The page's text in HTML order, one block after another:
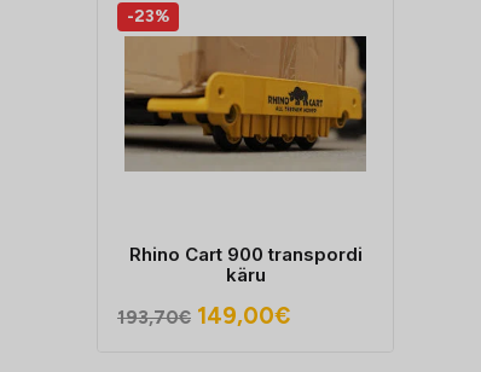
15,00€.12,40€.
-23%
Rhino Cart 900 transpordi
käru
193,70€ Algne
149,00€Praegune